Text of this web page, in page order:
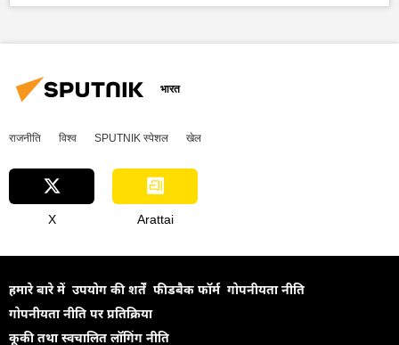
दिल्ली
इस्लामाबाद
सीमा विवाद
भारत
राजनीति विश्व SPUTNIK स्पेशल खेल
X Arattai
हमारे बारे में उपयोग की शर्तें फीडबैक फॉर्म गोपनीयता नीति
गोपनीयता नीति पर प्रतिक्रिया
कूकी तथा स्वचालित लॉगिंग नीति